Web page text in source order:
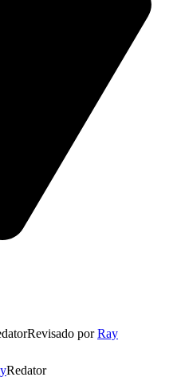
Revisado porRay
Redator